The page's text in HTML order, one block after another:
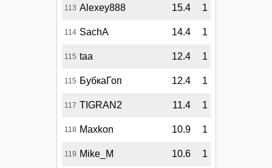
113 Alexey888 15.4 1
114 SachA 14.4 1
115 taa 12.4 1
115 БубкаГоп 12.4 1
117 TIGRAN2 11.4 1
118 Maxkon 10.9 1
119 Mike_M 10.6 1